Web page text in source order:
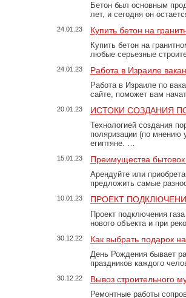
Бетон был основным
лет, и сегодня он
24.01.23 Купить бетон на
Купить бетон на
любые серьезные
24.01.23 Работа в Израиле
Работа в Израиле по
сайте, поможет вам
20.01.23 ИСТОКИ СОЗДАНИЯ
Технологией создания
поляризации (по
египтяне. …
15.01.23 Преимущества
Арендуйте или
предложить самые
10.01.23 ПРОЕКТ
Проект подключения
нового объекта и при
30.12.22 Как выбрать подарок
День Рождения бывает
праздников каждого
30.12.22 Вывоз строительного
Ремонтные работы